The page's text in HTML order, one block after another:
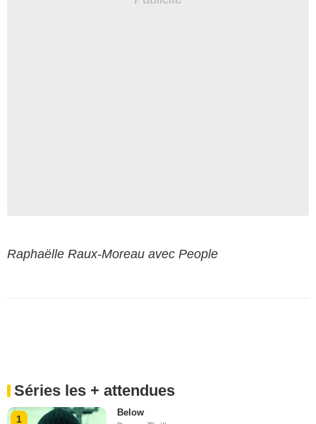
Raphaëlle Raux-Moreau avec People
Séries les + attendues
1
Below